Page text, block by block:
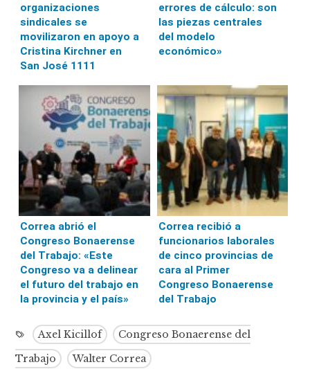
organizaciones
sindicales se
movilizaron en apoyo a
Cristina Kirchner en
San José 1111
errores de cálculo: son
las piezas centrales
del modelo
económico»
Correa abrió el
Congreso Bonaerense
del Trabajo: «Este
Congreso va a delinear
el futuro del trabajo en
la provincia y el país»
Correa recibió a
funcionarios laborales
de cinco provincias de
cara al Primer
Congreso Bonaerense
del Trabajo
Axel Kicillof
Congreso Bonaerense del
Trabajo
Walter Correa